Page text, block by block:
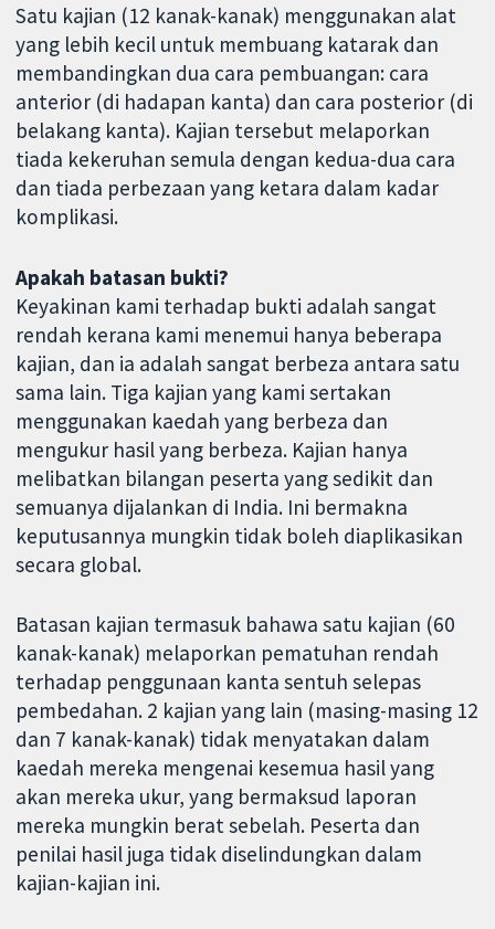
Satu kajian (12 kanak-kanak) menggunakan alat
yang lebih kecil untuk membuang katarak dan
membandingkan dua cara pembuangan: cara
anterior (di hadapan kanta) dan cara posterior (di
belakang kanta). Kajian tersebut melaporkan
tiada kekeruhan semula dengan kedua-dua cara
dan tiada perbezaan yang ketara dalam kadar
komplikasi.
Apakah batasan bukti?
Keyakinan kami terhadap bukti adalah sangat
rendah kerana kami menemui hanya beberapa
kajian, dan ia adalah sangat berbeza antara satu
sama lain. Tiga kajian yang kami sertakan
menggunakan kaedah yang berbeza dan
mengukur hasil yang berbeza. Kajian hanya
melibatkan bilangan peserta yang sedikit dan
semuanya dijalankan di India. Ini bermakna
keputusannya mungkin tidak boleh diaplikasikan
secara global.
Batasan kajian termasuk bahawa satu kajian (60
kanak-kanak) melaporkan pematuhan rendah
terhadap penggunaan kanta sentuh selepas
pembedahan. 2 kajian yang lain (masing-masing 12
dan 7 kanak-kanak) tidak menyatakan dalam
kaedah mereka mengenai kesemua hasil yang
akan mereka ukur, yang bermaksud laporan
mereka mungkin berat sebelah. Peserta dan
penilai hasil juga tidak diselindungkan dalam
kajian-kajian ini.